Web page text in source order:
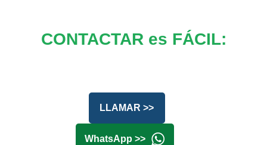
CONTACTAR es FÁCIL:
LLAMAR >>
WhatsApp >>